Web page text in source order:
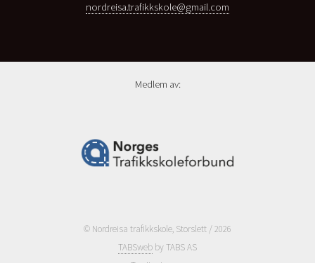
nordreisa.trafikkskole@gmail.com
Medlem av:
© Nordreisa trafikkskole, Storslett / 2026
TABSweb by TABS AS